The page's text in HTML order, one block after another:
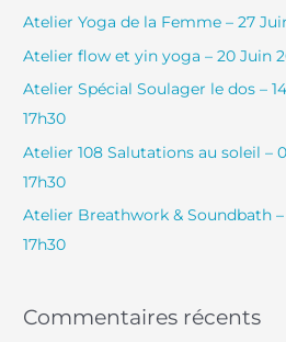
h
e
r
:
Atelier Yoga de la Femme – 27
Atelier flow et yin yoga – 20 Juin
Atelier Spécial Soulager le dos –
17h30
Atelier 108 Salutations au soleil –
17h30
Atelier Breathwork & Soundbath –
17h30
Commentaires récents